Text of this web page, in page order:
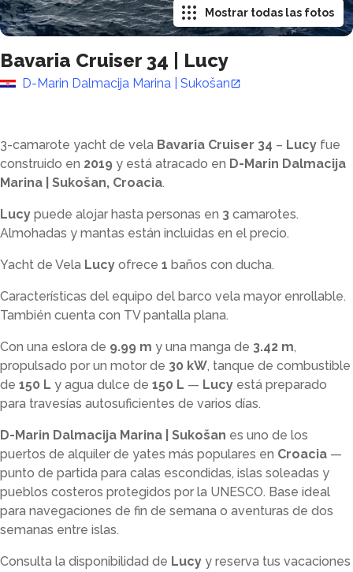
Bavaria Cruiser 34 Lucy
D-Marin Dalmacija Marina | Sukošan
Mostrar todas las fotos
3-camarote yacht de vela Bavaria Cruiser 34 – Lucy fue
construido en 2019 y está atracado en D-Marin Dalmacija
Marina | Sukošan, Croacia.
Lucy puede alojar hasta personas en 3 camarotes.
Almohadas y mantas están incluidas en el precio.
Yacht de Vela Lucy ofrece 1 baños con ducha.
Características del equipo del barco vela mayor enrollable.
También cuenta con TV pantalla plana.
Con una eslora de 9.99 m y una manga de 3.42 m,
propulsado por un motor de 30 kW, tanque de combustible
de 150 L y agua dulce de 150 L — Lucy está preparado
para travesías autosuficientes de varios días.
D-Marin Dalmacija Marina | Sukošan es uno de los
puertos de alquiler de yates más populares en Croacia —
punto de partida para calas escondidas, islas soleadas y
pueblos costeros protegidos por la UNESCO. Base ideal
para navegaciones de fin de semana o aventuras de dos
semanas entre islas.
Consulta la disponibilidad de Lucy y reserva tus vacaciones